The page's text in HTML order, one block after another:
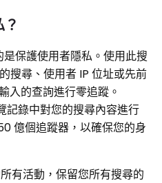
保護使用者隱私。使用此搜
搜尋、使用者 IP 位址或先前
入的查詢進行零追蹤。
錄中對您的搜尋內容進行
億個追蹤器，以確保您的身
有活動，保留您所有搜尋的